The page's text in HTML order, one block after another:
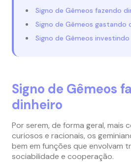
Signo de Gêmeos fazendo
Signo de Gêmeos gastando
Signo de Gêmeos investindo
Signo de Gêmeos
dinheiro
Por serem, de forma geral, mais
curiosos e racionais, os
bem em funções que envolvam
sociabilidade e cooperação.